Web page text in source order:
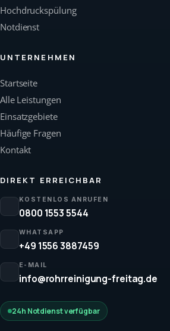
Hochdruckspülung
Notdienst
UNTERNEHMEN
Startseite
Alle Leistungen
Einsatzgebiete
Häufige Fragen
Kontakt
DIREKT ERREICHBAR
KOSTENLOS ANRUFEN
0800 1553 5544
WHATSAPP
+49 1556 3887459
E-MAIL
info@rohrreinigung-freitag.de
24h Notdienst verfügbar